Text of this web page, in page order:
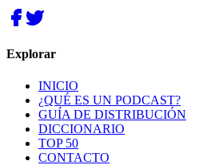
Explorar
INICIO
¿QUÉ ES UN PODCAST?
GUÍA DE DISTRIBUCIÓN
DICCIONARIO
TOP 50
CONTACTO